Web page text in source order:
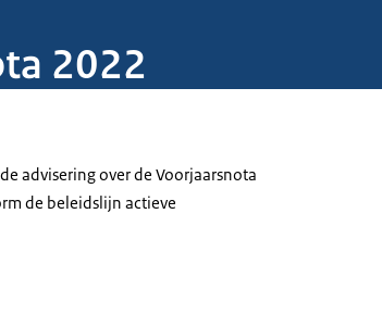
2022
advisering over de Voorjaarsnota
de beleidslijn actieve